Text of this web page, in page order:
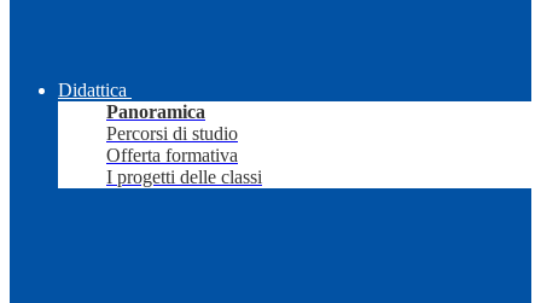
Didattica
Panoramica
Percorsi di studio
Offerta formativa
I progetti delle classi